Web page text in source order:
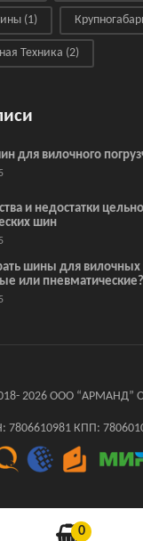
(1)
Техника (2)
для вилочного
и недостатки
шин
шины для вилочных
или пневматические?
2026 ООО “АРМАНД”
7806610981 КПП:
0